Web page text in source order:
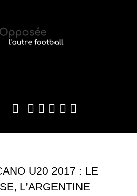
U20 2017 : LE
L’ARGENTINE